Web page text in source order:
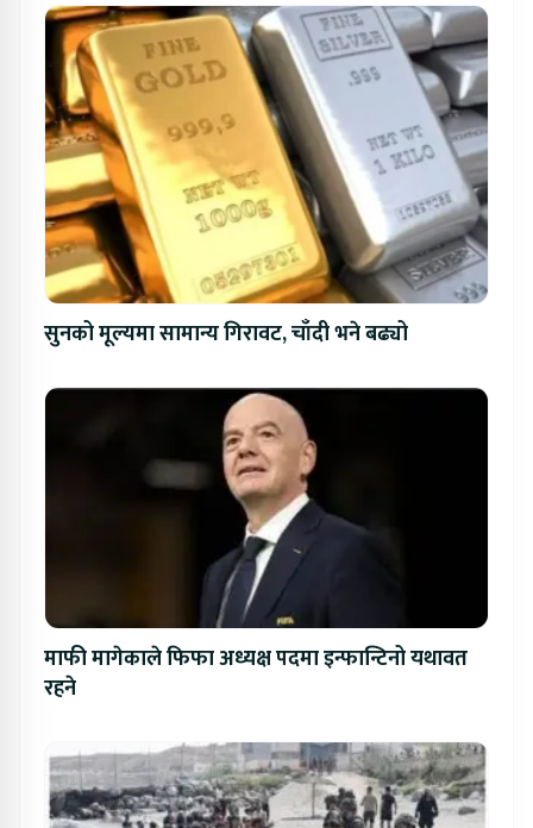
सुनको मूल्यमा सामान्य गिरावट, चाँदी भने बढ्यो
माफी मागेकाले फिफा अध्यक्ष पदमा इन्फान्टिनो यथावत
रहने